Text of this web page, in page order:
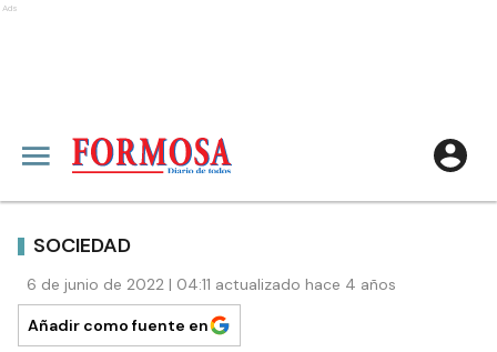
Ads
SOCIEDAD
6 de junio de 2022 | 04:11 actualizado hace 4 años
Añadir como fuente en